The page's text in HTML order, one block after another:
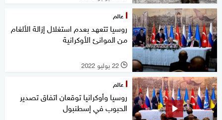
عالم
روسيا تتعهد بعدم استغلال إزالة الألغام
من الموانئ الأوكرانية
l 22 يوليو 2022
عالم
روسيا وأوكرانيا توقعان اتفاق تصدير
الحبوب في إسطنبول